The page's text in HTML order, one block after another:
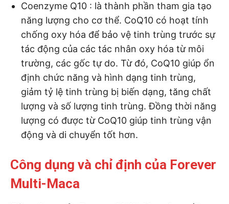
Coenzyme Q10 : là thành phần tham gia tạo
năng lượng cho cơ thể. CoQ10 có hoạt tính
chống oxy hóa để bảo vệ tinh trùng trước sự
tác động của các tác nhân oxy hóa từ môi
trường, các gốc tự do. Từ đó, CoQ10 giúp ổn
định chức năng và hình dạng tinh trùng,
giảm tỷ lệ tinh trùng bị biến dạng, tăng chất
lượng và số lượng tinh trùng. Đồng thời năng
lượng có được từ CoQ10 giúp tinh trùng vận
động và di chuyển tốt hơn.
Công dụng và chỉ định của Forever
Multi-Maca